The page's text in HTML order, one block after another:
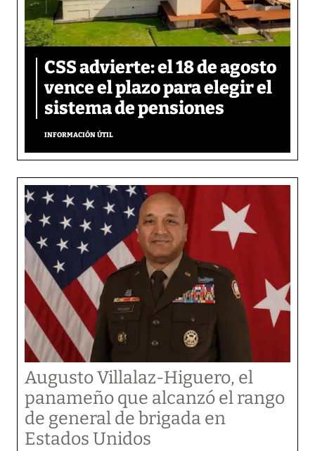
CSS advierte: el 18 de agosto
vence el plazo para elegir el
sistema de pensiones
INFORMACIÓN ÚTIL
Augusto Villalaz-Higuero, el
panameño que alcanzó el rango
de general de brigada en
Estados Unidos